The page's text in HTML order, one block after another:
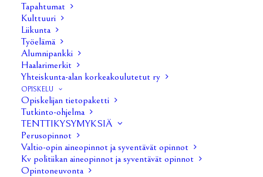
Tapahtumat
Kulttuuri
Liikunta
Työelämä
Alumnipankki
Haalarimerkit
Yhteiskunta-alan korkeakoulutetut ry
OPISKELU
Opiskelijan tietopaketti
Tutkinto-ohjelma
TENTTIKYSYMYKSIÄ
Perusopinnot
Valtio-opin aineopinnot ja syventävät opinnot
Kv politiikan aineopinnot ja syventävät opinnot
Opintoneuvonta
Hallituksen kokous 3/2026
Liite 1:Haalarisponssien hinnastot
Liite 2: TA sponssipaikkojen hinnasto
Hallituksen kokous 4/2026
Hallituksen kokous 5/2026
Kevätkokous 2026Liite 1Liite 2Liite 3Liite 4
Liite 6Liite 7Liite 8Liite a (valtakirja)